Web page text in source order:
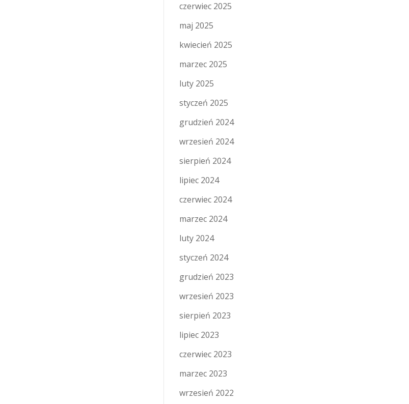
czerwiec 2025
maj 2025
kwiecień 2025
marzec 2025
luty 2025
styczeń 2025
grudzień 2024
wrzesień 2024
sierpień 2024
lipiec 2024
czerwiec 2024
marzec 2024
luty 2024
styczeń 2024
grudzień 2023
wrzesień 2023
sierpień 2023
lipiec 2023
czerwiec 2023
marzec 2023
wrzesień 2022